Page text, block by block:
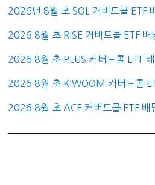
2026년 8월 초 SOL 커버드콜 ETF
2026 8월 초 RISE 커버드콜 ETF 배
2026 8월 초 PLUS 커버드콜 ETF
2026 8월 초 KIWOOM 커버드콜
2026 8월 초 ACE 커버드콜 ETF 배